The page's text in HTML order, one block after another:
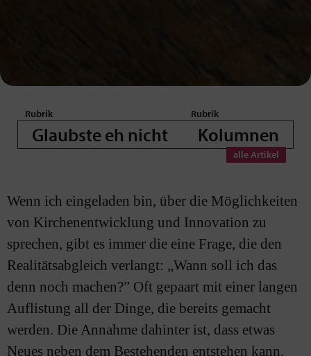
Glaubste eh nicht Kolumnen
Wenn ich eingeladen bin, über die Möglichkeiten
von Kirchenentwicklung und Innovation zu
sprechen, gibt es immer die eine Frage, die den
Realitätsabgleich verlangt: „Wann soll ich das
denn noch machen?” Oft gepaart mit einer langen
Auflistung all der Dinge, die bereits gemacht
werden. Die Annahme dahinter ist, dass etwas
Neues neben dem Bestehenden entstehen kann.